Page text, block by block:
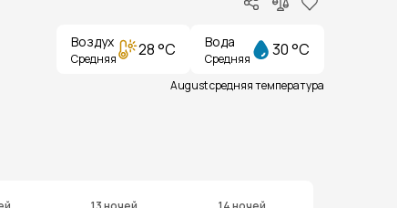
Воздух
Средняя 28 °C Вода
Средняя 30 °C
August средняя температура